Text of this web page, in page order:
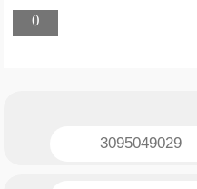
0
3095049029